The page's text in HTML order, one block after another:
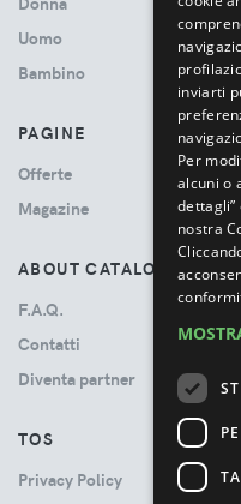
Uomo
Bambino
PAGINE
Offerte
Magazine
ABOUT CATALOVE
F.A.Q.
Contatti
Diventa partner
TOS
Privacy Policy
inviarti
Per
alcuni o
dettagli”
nostra